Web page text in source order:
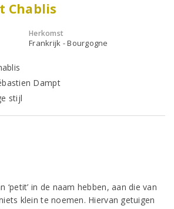
Chablis
Herkomst
Frankrijk - Bourgogne
Dampt
stijl
‘petit’ in de naam hebben, aan die van
klein te noemen. Hiervan getuigen